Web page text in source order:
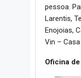
pessoa.
Larentis,
Enojoias,
Vin –
Oficina